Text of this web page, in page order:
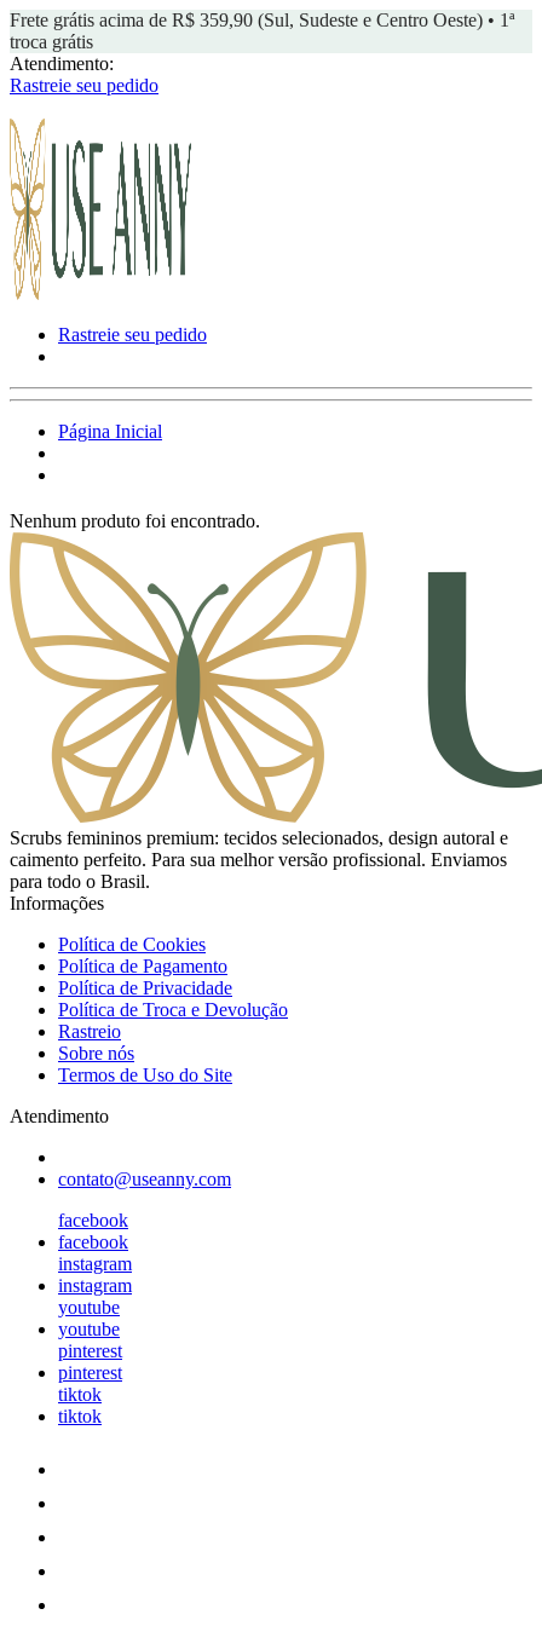
Frete grátis acima de R$ 359,90 (Sul, Sudeste e Centro Oeste) • 1ª
troca grátis
Atendimento:
Rastreie seu pedido
Rastreie seu pedido
Página Inicial
Nenhum produto foi encontrado.
Scrubs femininos premium: tecidos selecionados, design autoral e
caimento perfeito. Para sua melhor versão profissional. Enviamos
para todo o Brasil.
Informações
Política de Cookies
Política de Pagamento
Política de Privacidade
Política de Troca e Devolução
Rastreio
Sobre nós
Termos de Uso do Site
Atendimento
contato@useanny.com
facebook
facebook
instagram
instagram
youtube
youtube
pinterest
pinterest
tiktok
tiktok